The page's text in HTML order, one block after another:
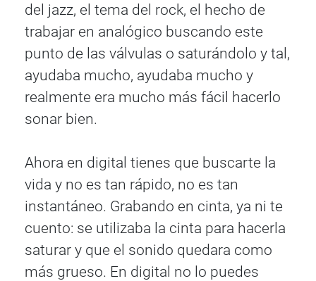
del jazz, el tema del rock, el hecho de
trabajar en analógico buscando este
punto de las válvulas o saturándolo y tal,
ayudaba mucho, ayudaba mucho y
realmente era mucho más fácil hacerlo
sonar bien.
Ahora en digital tienes que buscarte la
vida y no es tan rápido, no es tan
instantáneo. Grabando en cinta, ya ni te
cuento: se utilizaba la cinta para hacerla
saturar y que el sonido quedara como
más grueso. En digital no lo puedes